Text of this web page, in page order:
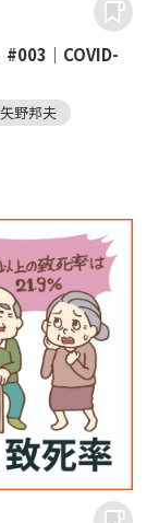
#003｜COVID-
矢野邦夫